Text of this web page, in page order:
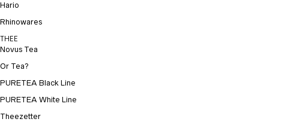
Hario
Rhinowares
THEE
Novus Tea
Or Tea?
PURETEA Black Line
PURETEA White Line
Theezetter